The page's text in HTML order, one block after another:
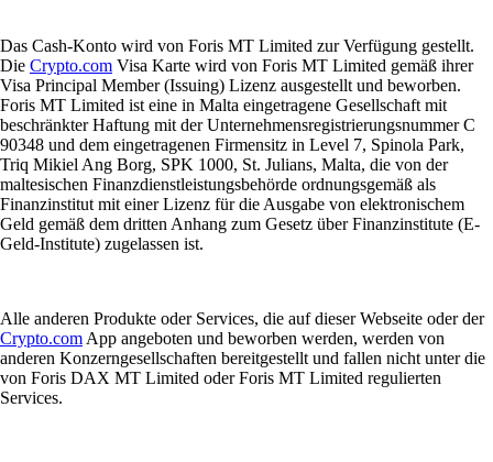
Das Cash-Konto wird von Foris MT Limited zur Verfügung gestellt.
Die Crypto.com Visa Karte wird von Foris MT Limited gemäß ihrer
Visa Principal Member (Issuing) Lizenz ausgestellt und beworben.
Foris MT Limited ist eine in Malta eingetragene Gesellschaft mit
beschränkter Haftung mit der Unternehmensregistrierungsnummer C
90348 und dem eingetragenen Firmensitz in Level 7, Spinola Park,
Triq Mikiel Ang Borg, SPK 1000, St. Julians, Malta, die von der
maltesischen Finanzdienstleistungsbehörde ordnungsgemäß als
Finanzinstitut mit einer Lizenz für die Ausgabe von elektronischem
Geld gemäß dem dritten Anhang zum Gesetz über Finanzinstitute (E-
Geld-Institute) zugelassen ist.
Alle anderen Produkte oder Services, die auf dieser Webseite oder der
Crypto.com App angeboten und beworben werden, werden von
anderen Konzerngesellschaften bereitgestellt und fallen nicht unter die
von Foris DAX MT Limited oder Foris MT Limited regulierten
Services.